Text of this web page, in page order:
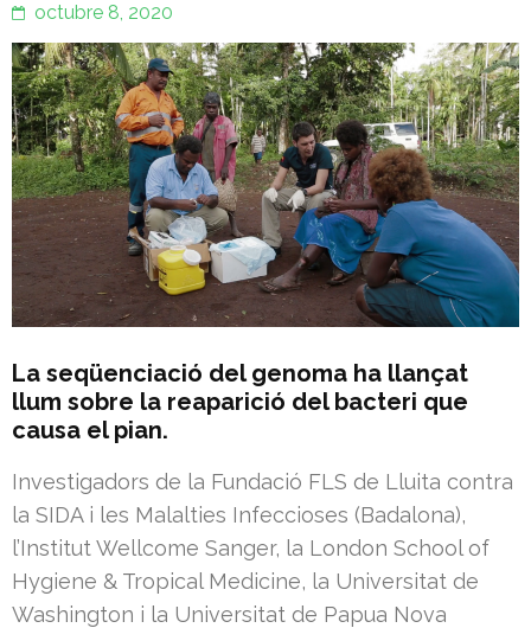
octubre 8, 2020
La seqüenciació del genoma ha llançat
llum sobre la reaparició del bacteri que
causa el pian.
Investigadors de la Fundació FLS de Lluita contra
la SIDA i les Malalties Infeccioses (Badalona),
l’Institut Wellcome Sanger, la London School of
Hygiene & Tropical Medicine, la Universitat de
Washington i la Universitat de Papua Nova